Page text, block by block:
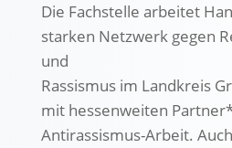
Die Fachstelle arbeitet
starken Netzwerk gegen
und
Rassismus im Landkreis
mit hessenweiten
Antirassismus-Arbeit.